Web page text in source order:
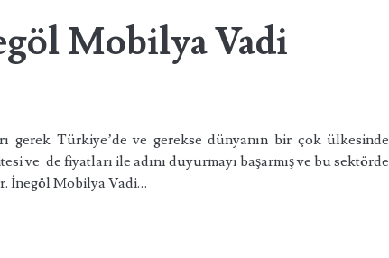
Mobilya Vadi
gerek Türkiye’de ve gerekse dünyanın bir çok ülkesinde
ve de fiyatları ile adını duyurmayı başarmış ve bu sektörde
İnegöl Mobilya Vadi…